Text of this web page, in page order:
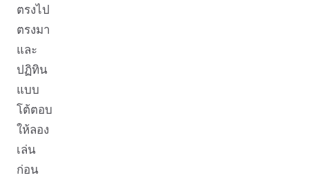
ตรงไป
ตรงมา
และ
ปฏิทิน
แบบ
โต้ตอบ
ให้ลอง
เล่น
ก่อน